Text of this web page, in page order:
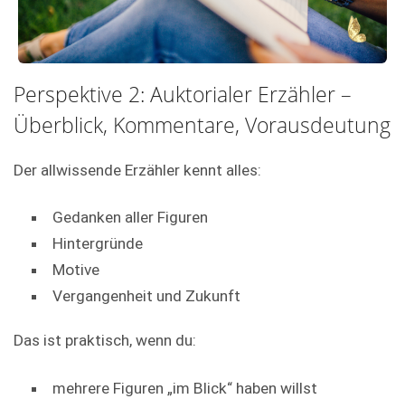
Perspektive 2: Auktorialer Erzähler –
Überblick, Kommentare, Vorausdeutung
Der allwissende Erzähler kennt alles:
Gedanken aller Figuren
Hintergründe
Motive
Vergangenheit und Zukunft
Das ist praktisch, wenn du:
mehrere Figuren „im Blick“ haben willst